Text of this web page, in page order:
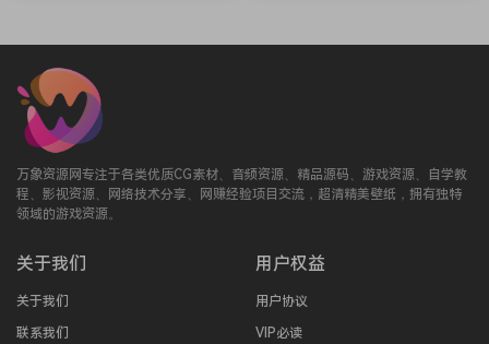
them transform into something truly NATURAL
– as a source of unusual, characterful devices and tools
that can carry both melodies and harmonies
– there is also a versatile micro-percussion kit, perfect for
glitchy rhythms and industrial textures
How did we record it
To create it we had to record all kinds of:
– asmr (e.g. ribbons, drawing pencil, blowed bottles)
soldering iron, amps)
万象资源网专注于各类优质CG素材、音频资源、精品源码、游戏资源、自学教
程、影视资源、网络技术分享、网赚经验项目交流，超清精美壁纸，拥有独特
领域的游戏资源。
关于我们
关于我们
联系我们
用户权益
用户协议
VIP必读